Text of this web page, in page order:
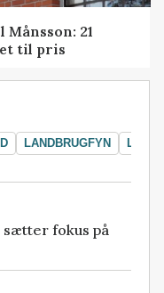
21
til pris
LANDBRUGFYN
fokus på